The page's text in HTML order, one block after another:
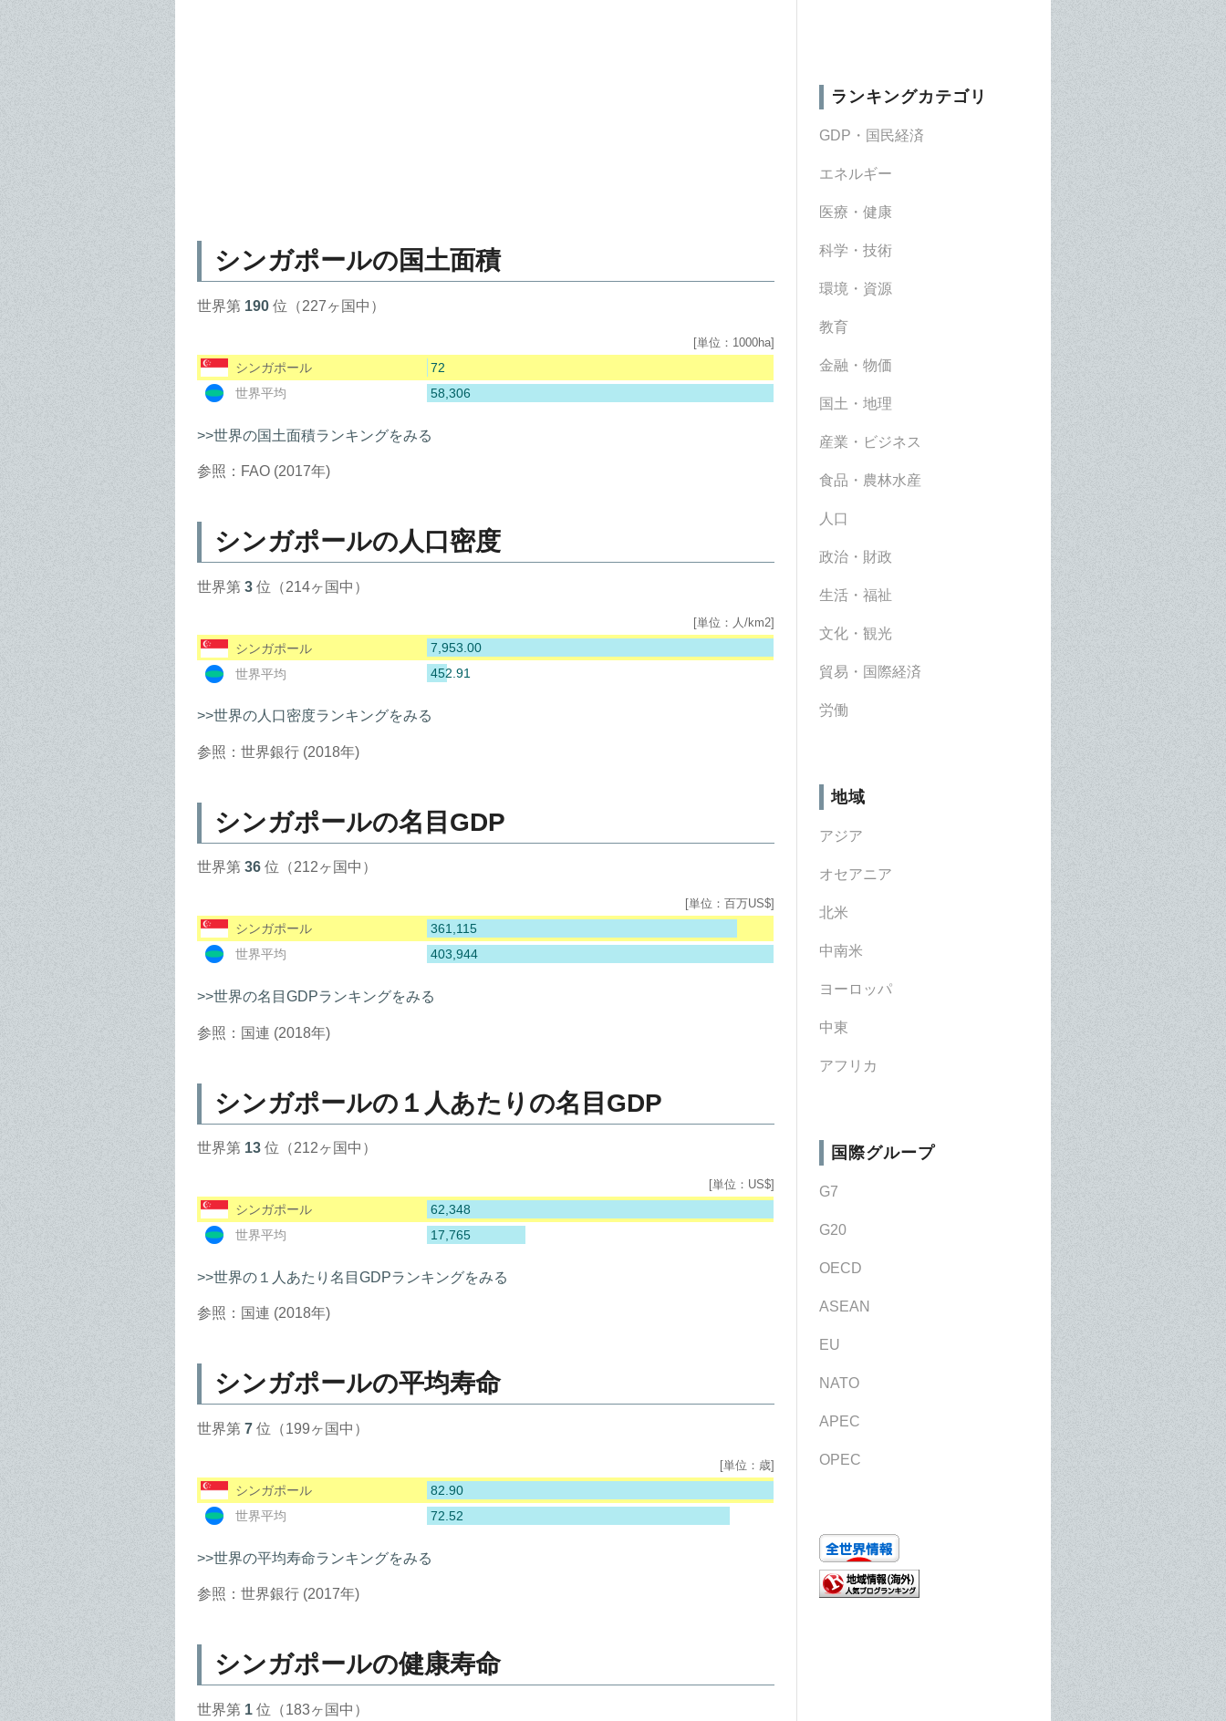
シンガポールの国土面積
世界第 190 位（227ヶ国中）
[単位：1000ha]
シンガポール
72
世界平均
58,306
>>世界の国土面積ランキングをみる
参照：FAO (2017年)
シンガポールの人口密度
世界第 3 位（214ヶ国中）
[単位：人/km2]
シンガポール
7,953.00
世界平均
452.91
>>世界の人口密度ランキングをみる
参照：世界銀行 (2018年)
シンガポールの名目GDP
世界第 36 位（212ヶ国中）
[単位：百万US$]
シンガポール
361,115
世界平均
403,944
>>世界の名目GDPランキングをみる
参照：国連 (2018年)
シンガポールの１人あたりの名目GDP
世界第 13 位（212ヶ国中）
[単位：US$]
シンガポール
62,348
世界平均
17,765
>>世界の１人あたり名目GDPランキングをみる
参照：国連 (2018年)
シンガポールの平均寿命
世界第 7 位（199ヶ国中）
[単位：歳]
シンガポール
82.90
世界平均
72.52
>>世界の平均寿命ランキングをみる
参照：世界銀行 (2017年)
シンガポールの健康寿命
世界第 1 位（183ヶ国中）
ランキングカテゴリ
GDP・国民経済
エネルギー
医療・健康
科学・技術
環境・資源
教育
金融・物価
国土・地理
産業・ビジネス
食品・農林水産
人口
政治・財政
生活・福祉
文化・観光
貿易・国際経済
労働
地域
アジア
オセアニア
北米
中南米
ヨーロッパ
中東
アフリカ
国際グループ
G7
G20
OECD
ASEAN
EU
NATO
APEC
OPEC